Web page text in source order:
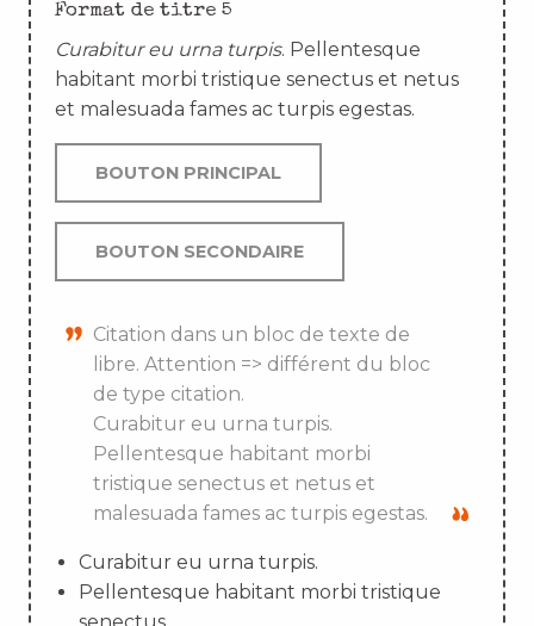
Format de titre 5
Curabitur eu urna turpis. Pellentesque
habitant morbi tristique senectus et netus
et malesuada fames ac turpis egestas.
BOUTON PRINCIPAL
BOUTON SECONDAIRE
Citation dans un bloc de texte de
libre. Attention => différent du bloc
de type citation.
Curabitur eu urna turpis.
Pellentesque habitant morbi
tristique senectus et netus et
malesuada fames ac turpis egestas.
Curabitur eu urna turpis.
Pellentesque habitant morbi tristique